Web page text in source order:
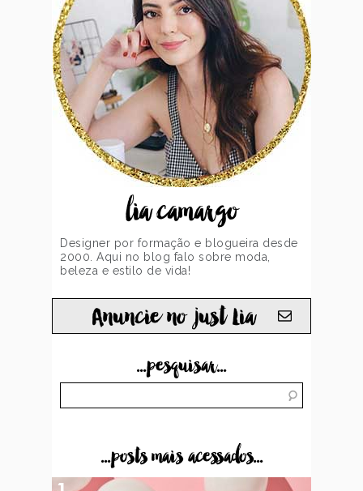
lia camargo
Designer por formação e blogueira desde
2000. Aqui no blog falo sobre moda,
beleza e estilo de vida!
Anuncie no just Lia
...pesquisar...
...posts mais acessados...